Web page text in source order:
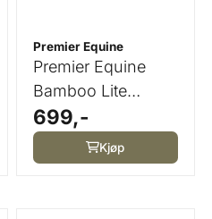
Premier Equine
Premier Equine
Bamboo Lite
Compression
Wraps
699,-
Kjøp